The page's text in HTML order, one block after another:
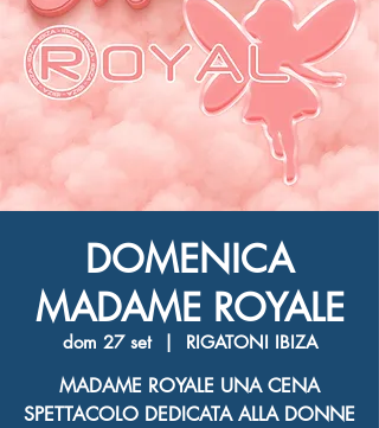
DOMENICA
MADAME ROYALE
dom 27 set
  |
RIGATONI IBIZA
MADAME ROYALE UNA CENA
SPETTACOLO DEDICATA ALLA DONNE